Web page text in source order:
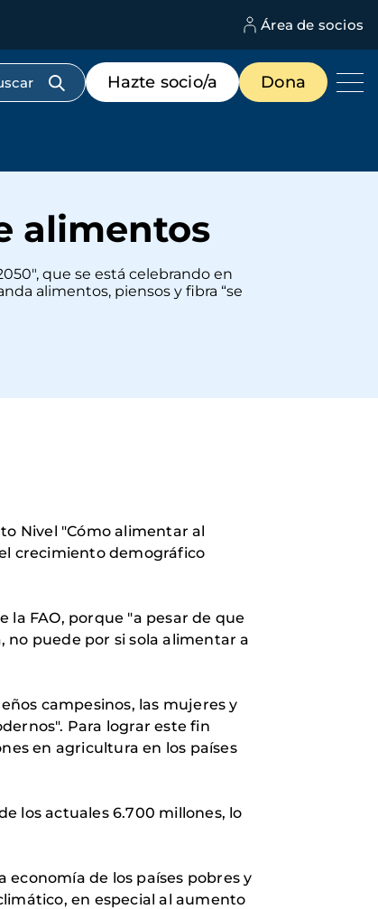
Área de socios
Menú
de
destacados
Hazte socio/a Dona
alimentos
que se está celebrando en
alimentos, piensos y fibra “se
Nivel "Cómo alimentar al
crecimiento demográfico
FAO, porque "a pesar de que
puede por si sola alimentar a
campesinos, las mujeres y
Para lograr este fin
en agricultura en los países
los actuales 6.700 millones, lo
de los países pobres y
en especial al aumento